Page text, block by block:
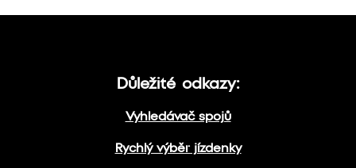
Důležité odkazy:
Vyhledávač spojů
Rychlý výběr jízdenky